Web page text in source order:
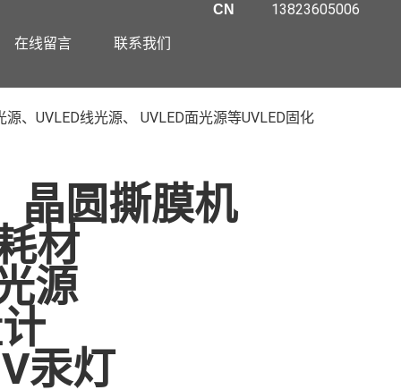
在线留言 联系我们
CN 13823605006
、UVLED线光源、 UVLED面光源等UVLED固化
晶圆撕膜机
材
源
汞灯